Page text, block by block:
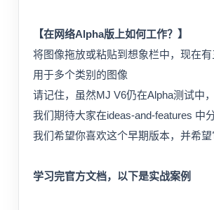
【在网络Alpha版上如何工作？】
将图像拖放或粘贴到想象栏中，现在
用于多个类别的图像
请记住，虽然MJ V6仍在Alpha测试中
我们期待大家在⁠ideas-and-features 中
我们希望你喜欢这个早期版本，并希
学习完官方文档，以下是实战案例